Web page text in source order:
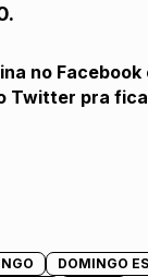
no Facebook
Twitter pra
DOMINGO